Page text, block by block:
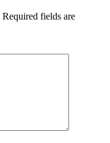
Required fields are